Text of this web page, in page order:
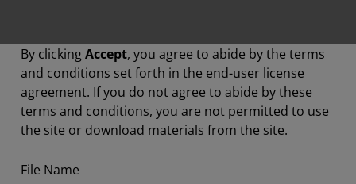
By clickingAccept, you agree to abide by the terms
and conditions set forth in the end-user license
agreement. If you do not agree to abide by these
terms and conditions, you are not permitted to use
the site or download materials from the site.
File Name